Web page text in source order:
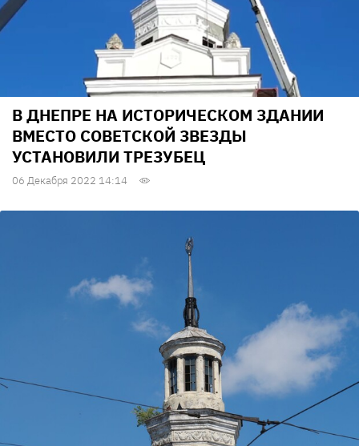
В ДНЕПРЕ НА ИСТОРИЧЕСКОМ ЗДАНИИ
ВМЕСТО СОВЕТСКОЙ ЗВЕЗДЫ
УСТАНОВИЛИ ТРЕЗУБЕЦ
06 Декабря 2022 14:14